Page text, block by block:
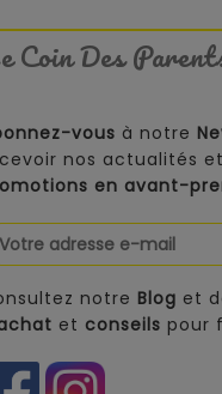
Coin Des
vous à notre
nos actualités
en avant-
notre Blog et
et conseils pour